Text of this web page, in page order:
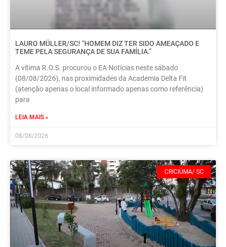
LAURO MÜLLER/SC! “HOMEM DIZ TER SIDO AMEAÇADO E
TEME PELA SEGURANÇA DE SUA FAMÍLIA.”
A vítima R.O.S. procurou o EA Notícias neste sábado
(08/08/2026), nas proximidades da Academia Delta Fit
(atenção apenas o local informado apenas como referência)
para
LEIA MAIS »
08/08/2026
CRICIÚMA/ SC